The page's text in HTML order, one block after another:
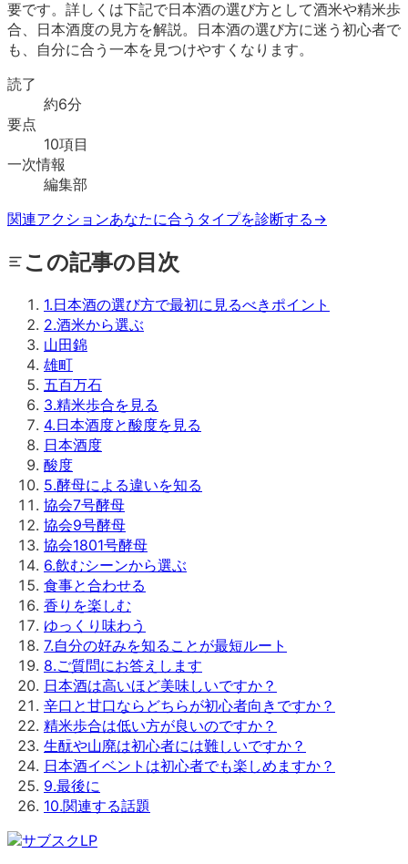
要です。詳しくは下記で日本酒の選び方として酒米や精米歩
合、日本酒度の見方を解説。日本酒の選び方に迷う初心者で
も、自分に合う一本を見つけやすくなります。
読了
約6分
要点
10項目
一次情報
編集部
関連アクションあなたに合うタイプを診断する →
この記事の目次
1.日本酒の選び方で最初に見るべきポイント
2.酒米から選ぶ
山田錦
雄町
五百万石
3.精米歩合を見る
4.日本酒度と酸度を見る
日本酒度
酸度
5.酵母による違いを知る
協会7号酵母
協会9号酵母
協会1801号酵母
6.飲むシーンから選ぶ
食事と合わせる
香りを楽しむ
ゆっくり味わう
7.自分の好みを知ることが最短ルート
8.ご質問にお答えします
日本酒は高いほど美味しいですか？
辛口と甘口ならどちらが初心者向きですか？
精米歩合は低い方が良いのですか？
生酛や山廃は初心者には難しいですか？
日本酒イベントは初心者でも楽しめますか？
9.最後に
10.関連する話題